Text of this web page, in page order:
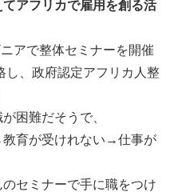
アフリカで雇用を創る活
アで整体セミナーを開催
し、政府認定アフリカ人整
困難だそうで、
育が受けれない→仕事が
セミナーで手に職をつけ